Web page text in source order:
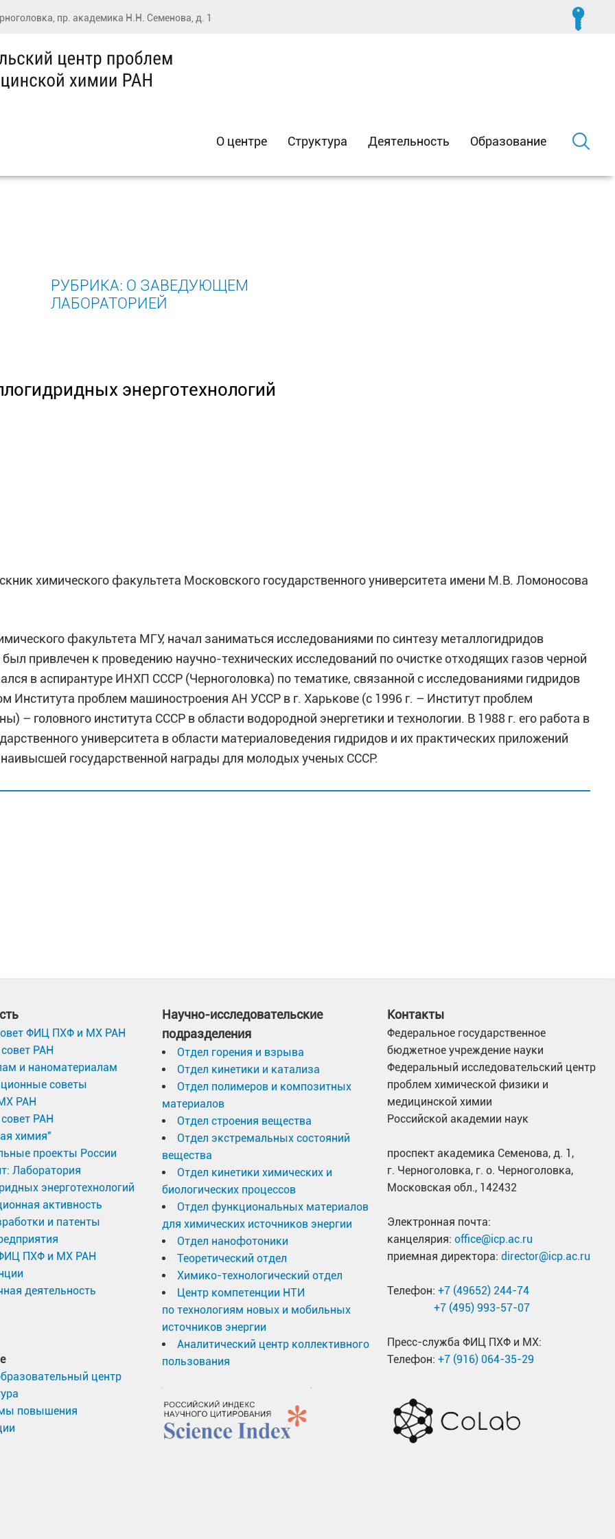
пр. академика Н.Н. Семенова, д. 1
О центре Структура Деятельность Образование
РУБРИКА: О ЗАВЕДУЮЩЕМ
ЛАБОРАТОРИЕЙ
энерготехнологий
химического факультета Московского государственного университета имени М.В. Ломоносова
факультета МГУ, начал заниматься исследованиями по синтезу металлогидридов
привлечен к проведению научно-технических исследований по очистке отходящих газов черной
в аспирантуре ИНХП СССР (Черноголовка) по тематике, связанной с исследованиями гидридов
Института проблем машиностроения АН УССР в г. Харькове (с 1996 г. – Институт проблем
головного института СССР в области водородной энергетики и технологии. В 1988 г. его работа в
университета в области материаловедения гидридов и их практических приложений
государственной награды для молодых ученых СССР.
извлечение и очистку водорода.
и опубликованы в монографии (1996 г.) и в более 200 журнальных статьях, в том числе
Science/Scopus; 3400/4170 цитирований, индекс Хирша 32/35. М.В. Лотоцкий является членом
of Physics: Energy (издатель – MDPI), а также активным рецензентом многих журналов,
of Alloys and Compounds, Journal of Energy Storage, Applied Energy, Journal of Power Sources.
конференциях по водородным энерготехнологиям в качестве приглашенного
годы отмечены переквалификацией Национальным исследовательским фондом (NRF) ЮАР в
широким международным признанием за высокое качество и значимость
премиями Дэвида Сэнборна Скотта, присужденными Главным редактором International Journal of
самых цитируемых статей 2019 года в категории «Хранение водорода», премией
интеллектуальной собственности» (2019).
компаниями ЮАР, РФ, КНР, Европы и США, заинтересованными во внедрении результатов
участвует в проектах по международному научному сотрудничеству, включая многосторонний
для повышения эффективности возобновляемой и водородной энергетики»,
гг. при участии ИПХФ РАН в качестве российского партнера.
можно ознакомиться на интернет-странице
https://www.researchgate.net/profile/Mykhaylo-
ФИЦ ПХФ и МХ РАН
РАН
и наноматериалам
советы
РАН
РАН
химия"
проекты России
Лаборатория
энерготехнологий
активность
и патенты
ПХФ и МХ РАН
деятельность
центр
повышения
Научно-исследовательские
подразделения
Отдел горения и взрыва
Отдел кинетики и катализа
Отдел полимеров и композитных
материалов
Отдел строения вещества
Отдел экстремальных состояний
вещества
Отдел кинетики химических и
биологических процессов
Отдел функциональных материалов
для химических источников энергии
Отдел нанофотоники
Теоретический отдел
Химико-технологический отдел
Центр компетенции НТИ
по технологиям новых и мобильных
источников энергии
Аналитический центр коллективного
пользования
Контакты
Федеральное государственное
бюджетное учреждение науки
Федеральный исследовательский центр
проблем химической физики и
медицинской химии
Российской академии наук
проспект академика Семенова, д. 1,
г. Черноголовка, г. о. Черноголовка,
Московская обл., 142432
Электронная почта:
канцелярия: office@icp.ac.ru
приемная директора: director@icp.ac.ru
Телефон: +7 (49652) 244-74
+7 (495) 993-57-07
Пресс-служба ФИЦ ПХФ и МХ:
Телефон: +7 (916) 064-35-29